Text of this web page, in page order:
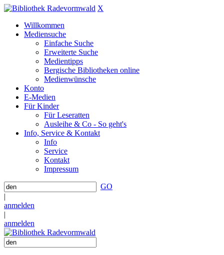
X
Willkommen
Mediensuche
Einfache Suche
Erweiterte Suche
Medientipps
Bergische Bibliotheken online
Medienwünsche
Konto
E-Medien
Für Kinder
Für Leseratten
Ausleihe & Co - So geht's
Info, Service & Kontakt
Info
Service
Kontakt
Impressum
GO
|
anmelden
|
anmelden